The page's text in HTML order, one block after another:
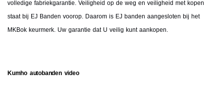
volledige fabriekgarantie. Veiligheid op de weg en veiligheid met kopen
staat bij EJ Banden voorop. Daarom is EJ banden aangesloten bij het
MKBok keurmerk. Uw garantie dat U veilig kunt aankopen.
Kumho autobanden video